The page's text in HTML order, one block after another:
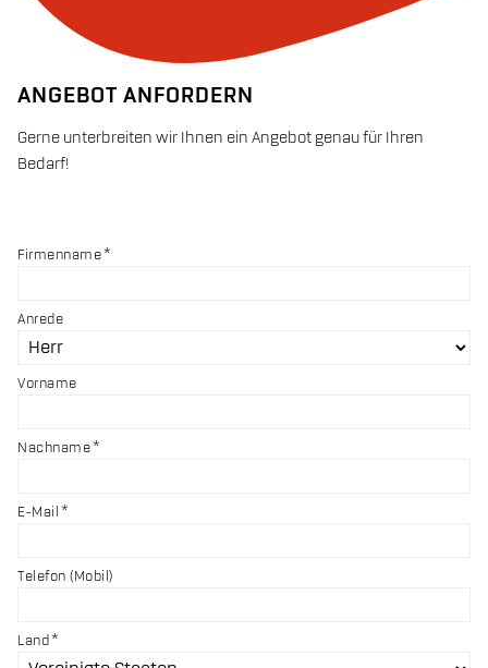
ANGEBOT ANFORDERN
Gerne unterbreiten wir Ihnen ein Angebot genau für Ihren
Bedarf!
Firmenname
Anrede
Vorname
Nachname
E-Mail
Telefon (Mobil)
Land